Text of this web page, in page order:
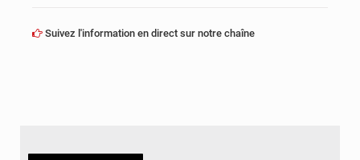
Suivez l'information en direct sur notre chaîne